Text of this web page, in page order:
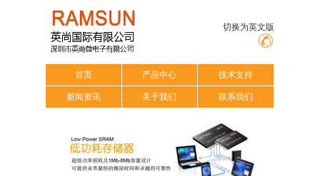
切换为英文版
首页 产品中心 技术支持
新闻资讯 关于我们 联系我们